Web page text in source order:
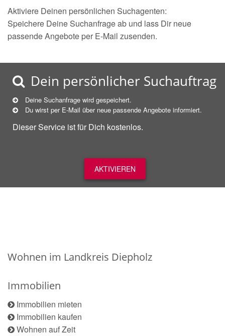
Aktiviere Deinen persönlichen Suchagenten:
Speichere Deine Suchanfrage ab und lass Dir neue
passende Angebote per E-Mail zusenden.
Dein persönlicher Suchauftrag
Deine Suchanfrage wird gespeichert.
Du wirst per E-Mail über neue passende Angebote informiert.
Dieser Service ist für Dich kostenlos.
AKTIVIEREN
Wohnen im Landkreis Diepholz
Immobilien
Immobilien mieten
Immobilien kaufen
Wohnen auf Zeit